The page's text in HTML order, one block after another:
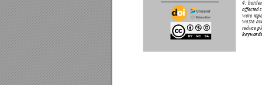
4;
aected
were r
waste
reduce